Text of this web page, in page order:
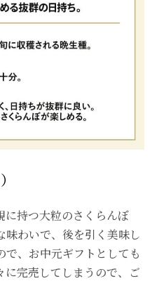
に持つ大粒のさくらんぼ
味わいで、後を引く美味し
で、お中元ギフトとしても
に完売してしまうので、ご